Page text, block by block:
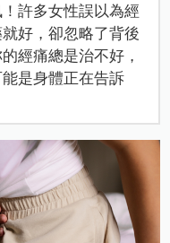
許多女性誤以為經
好，卻忽略了背後
經痛總是治不好，
是身體正在告訴